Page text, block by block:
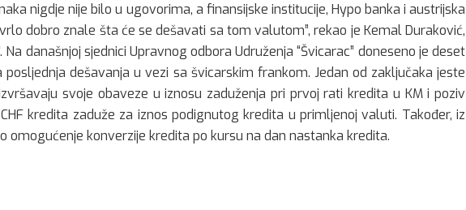
nigdje nije bilo u ugovorima, a finansijske institucije, Hypo banka i austrijska
dobro znale šta će se dešavati sa tom valutom”, rekao je Kemal Duraković,
Na današnjoj sjednici Upravnog odbora Udruženja “Švicarac” doneseno je deset
posljednja dešavanja u vezi sa švicarskim frankom. Jedan od zaključaka jeste
svoje obaveze u iznosu zaduženja pri prvoj rati kredita u KM i poziv
kredita zaduže za iznos podignutog kredita u primljenoj valuti. Također, iz
omogućenje konverzije kredita po kursu na dan nastanka kredita.